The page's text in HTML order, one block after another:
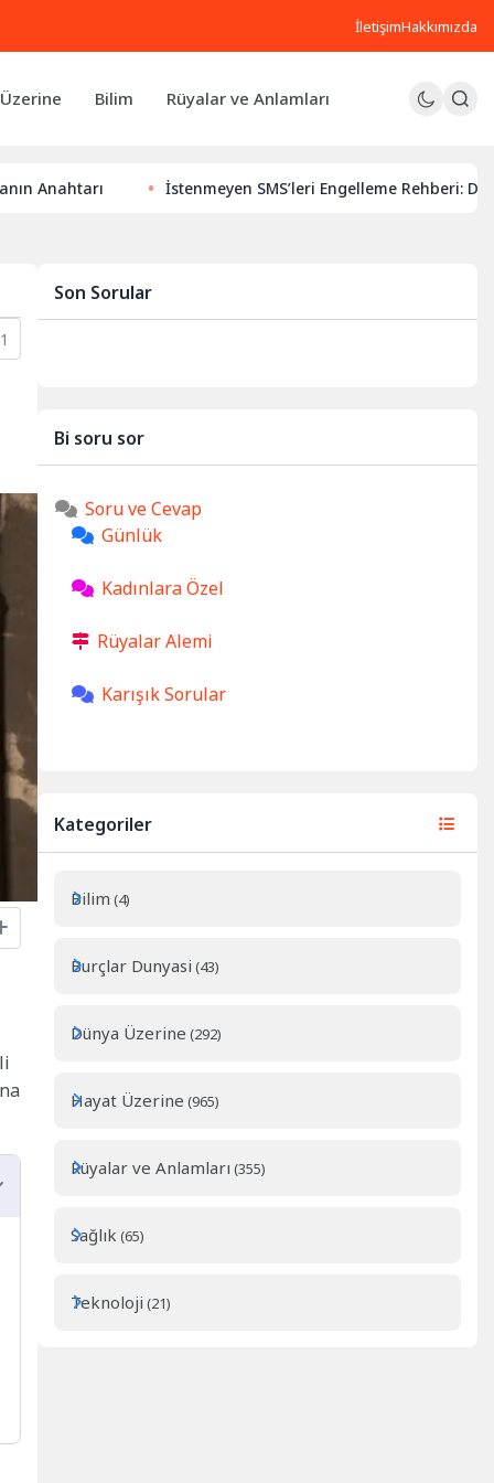
İletişimHakkımızda
Bilim Rüyalar ve Anlamları
İstenmeyen SMS’leri Engelleme Rehberi: Dijital
1
Son Sorular
Bi soru sor
Soru ve Cevap
Günlük
Kadınlara Özel
Rüyalar Alemi
Karışık Sorular
Kategoriler
Bilim (4)
Burçlar Dunyasi (43)
Dünya Üzerine (292)
Hayat Üzerine (965)
Rüyalar ve Anlamları (355)
Sağlık (65)
Teknoloji (21)